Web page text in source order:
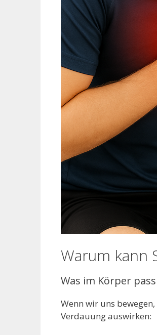
Warum kann
Was im Körper
Wenn wir uns
Verdauung auswirken: